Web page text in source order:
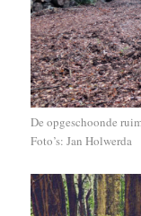
De opgeschoonde
Foto’s: Jan Holwerda